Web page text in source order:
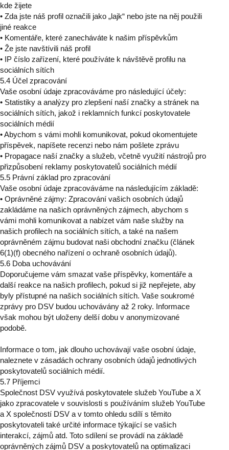
kde žijete
• Zda jste náš profil označili jako „lajk“ nebo jste na něj použili
jiné reakce
• Komentáře, které zanecháváte k našim příspěvkům
• Že jste navštívili náš profil
• IP číslo zařízení, které používáte k návštěvě profilu na
sociálních sítích
5.4 Účel zpracování
Vaše osobní údaje zpracováváme pro následující účely:
• Statistiky a analýzy pro zlepšení naší značky a stránek na
sociálních sítích, jakož i reklamních funkcí poskytovatele
sociálních médií
• Abychom s vámi mohli komunikovat, pokud okomentujete
příspěvek, napíšete recenzi nebo nám pošlete zprávu
• Propagace naší značky a služeb, včetně využití nástrojů pro
přizpůsobení reklamy poskytovatelů sociálních médií
5.5 Právní základ pro zpracování
Vaše osobní údaje zpracováváme na následujícím základě:
• Oprávněné zájmy: Zpracování vašich osobních údajů
zakládáme na našich oprávněných zájmech, abychom s
vámi mohli komunikovat a nabízet vám naše služby na
našich profilech na sociálních sítích, a také na našem
oprávněném zájmu budovat naši obchodní značku (článek
6(1)(f) obecného nařízení o ochraně osobních údajů).
5.6 Doba uchovávání
Doporučujeme vám smazat vaše příspěvky, komentáře a
další reakce na našich profilech, pokud si již nepřejete, aby
byly přístupné na našich sociálních sítích. Vaše soukromé
zprávy pro DSV budou uchovávány až 2 roky. Informace
však mohou být uloženy delší dobu v anonymizované
podobě.
Informace o tom, jak dlouho uchovávají vaše osobní údaje,
naleznete v zásadách ochrany osobních údajů jednotlivých
poskytovatelů sociálních médií.
5.7 Příjemci
Společnost DSV využívá poskytovatele služeb YouTube a X
jako zpracovatele v souvislosti s používáním služeb YouTube
a X společností DSV a v tomto ohledu sdílí s těmito
poskytovateli také určité informace týkající se vašich
interakcí, zájmů atd. Toto sdílení se provádí na základě
oprávněných zájmů DSV a poskytovatelů na optimalizaci